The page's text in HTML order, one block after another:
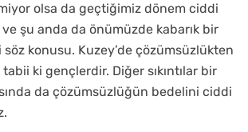
olsa da geçtiğimiz dönem ciddi
şu anda da önümüzde kabarık bir
konusu. Kuzey’de çözümsüzlükten
ki gençlerdir. Diğer sıkıntılar bir
da çözümsüzlüğün bedelini ciddi